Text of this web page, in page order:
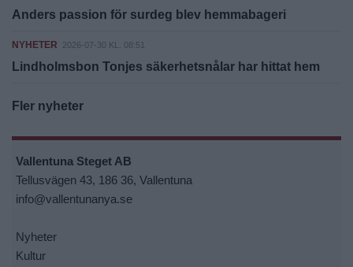
Anders passion för surdeg blev hemmabageri
NYHETER 2026-07-30 KL. 08:51
Lindholmsbon Tonjes säkerhetsnålar har hittat hem
Fler nyheter
Vallentuna Steget AB
Tellusvägen 43, 186 36, Vallentuna
info@vallentunanya.se
Nyheter
Kultur